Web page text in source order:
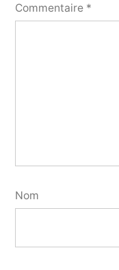
Commentaire *
Nom